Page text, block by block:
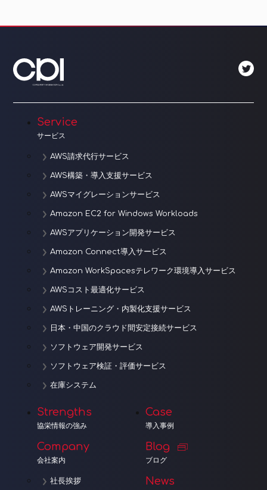
ビ
ゲ
ー
シ
ョ Service
サービス
AWS請求代行サービス
AWS構築・導入支援サービス
AWSマイグレーションサービス
Amazon EC2 for Windows Workloads
AWSアプリケーション開発サービス
Amazon Connect導入サービス
Amazon WorkSpacesテレワーク環境導入サービス
AWSコスト最適化サービス
AWSトレーニング・内製化支援サービス
日本・中国のクラウド間安定接続サービス
ソフトウェア開発サービス
ソフトウェア検証・評価サービス
在庫システム
Strengths
協栄情報の強み
Company
会社案内
社長挨拶
Case
導入事例
Blog
ブログ
News